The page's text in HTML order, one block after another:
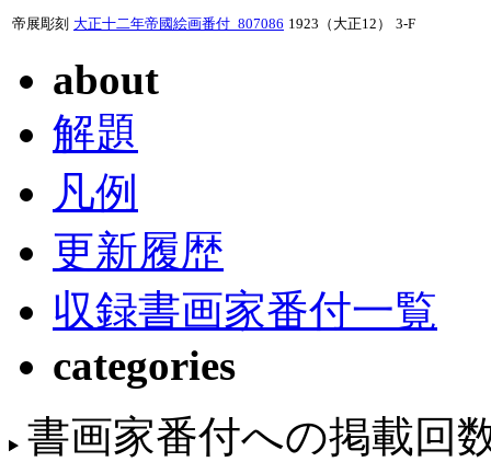
帝展彫刻 大正十二年帝國絵画番付_807086 1923（大正12） 3-F
about
解題
凡例
更新履歴
収録書画家番付一覧
categories
書画家番付への掲載回